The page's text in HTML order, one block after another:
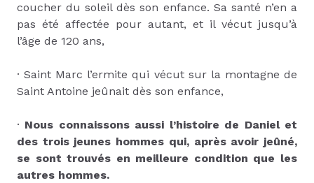
coucher du soleil dès son enfance. Sa santé n’en a
pas été affectée pour autant, et il vécut jusqu’à
l’âge de 120 ans,
·Saint Marc l’ermite qui vécut sur la montagne de
Saint Antoine jeûnait dès son enfance,
· Nous connaissons aussi l’histoire de Daniel et
des trois jeunes hommes qui, après avoir jeûné,
se sont trouvés en meilleure condition que les
autres hommes.